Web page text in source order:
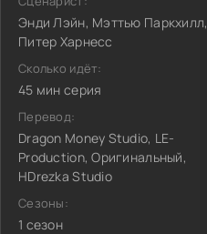
Энди Лэйн, Мэттью Паркхилл,
Питер Харнесс
Сколько идёт:
45 мин серия
Перевод:
Dragon Money Studio, LE-
Production, Оригинальный,
HDrezka Studio
Сезоны:
1 сезон